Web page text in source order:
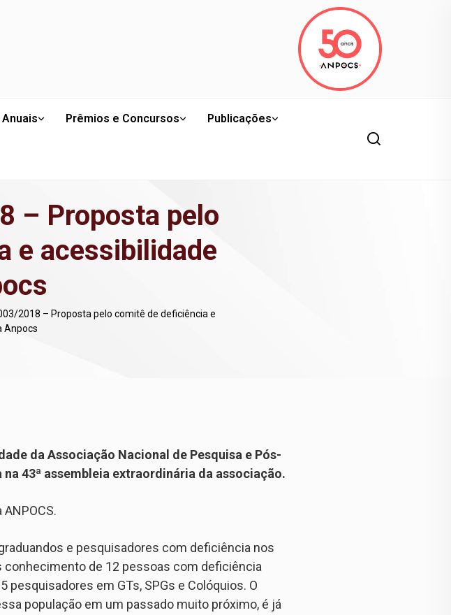
Prêmios e Concursos Publicações
– Proposta pelo
e acessibilidade
2018 – Proposta pelo comitê de deficiência e
Anpocs
da Associação Nacional de Pesquisa e Pós-
43ª assembleia extraordinária da associação.
e pesquisadores com deficiência nos
de 12 pessoas com deficiência
em GTs, SPGs e Colóquios. O
população em um passado muito próximo, é já